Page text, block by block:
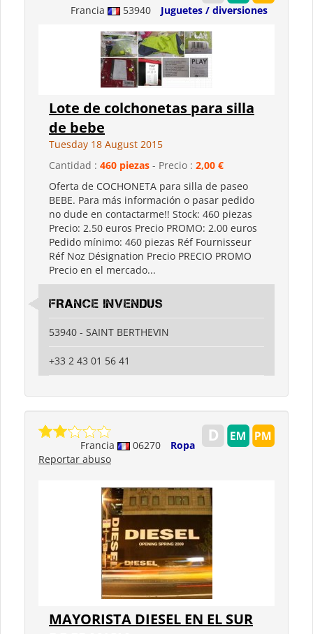
Francia 53940 Juguetes / diversiones
Lote de colchonetas para silla
de bebe
Tuesday 18 August 2015
Cantidad : 460 piezas - Precio : 2,00 €
Oferta de COCHONETA para silla de paseo
BEBE. Para más información o pasar pedido
no dude en contactarme!! Stock: 460 piezas
Precio: 2.50 euros Precio PROMO: 2.00 euros
Pedido mínimo: 460 piezas Réf Fournisseur
Réf Noz Désignation Precio PRECIO PROMO
Precio en el mercado...
FRANCE INVENDUS
53940 - SAINT BERTHEVIN
+33 2 43 01 56 41
Francia 06270
Ropa
Reportar abuso
MAYORISTA DIESEL EN EL SUR